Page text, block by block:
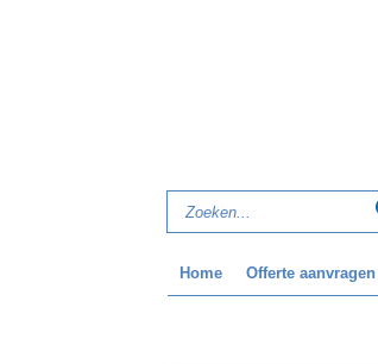
Home Offerte aanvragen